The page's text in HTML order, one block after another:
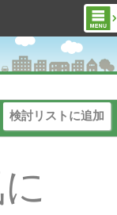
検討リストに追加